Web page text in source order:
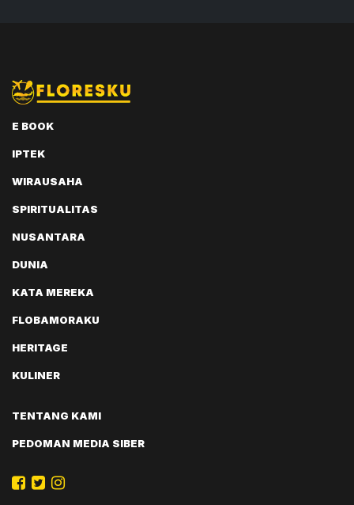
E BOOK
IPTEK
WIRAUSAHA
SPIRITUALITAS
NUSANTARA
DUNIA
KATA MEREKA
FLOBAMORAKU
HERITAGE
KULINER
TENTANG KAMI
PEDOMAN MEDIA SIBER